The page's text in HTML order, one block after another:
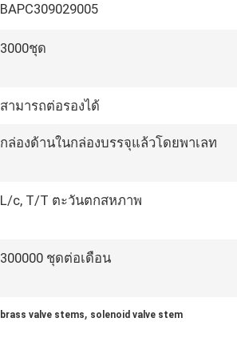
BAPC309029005
3000ชุด
สามารถต่อรองได้
กล่องด้านในกล่องบรรจุแล้วโดยพาเลท
L/c, T/T ตะวันตกสหภาพ
300000 ชุดต่อเดือน
brass valve stems, solenoid valve stem